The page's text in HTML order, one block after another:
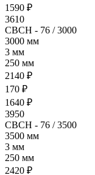
1590 ₽
3610
- 76 / 3000
3000 мм
3 мм
250 мм
2140 ₽
170 ₽
1640 ₽
3950
- 76 / 3500
3500 мм
3 мм
250 мм
2420 ₽